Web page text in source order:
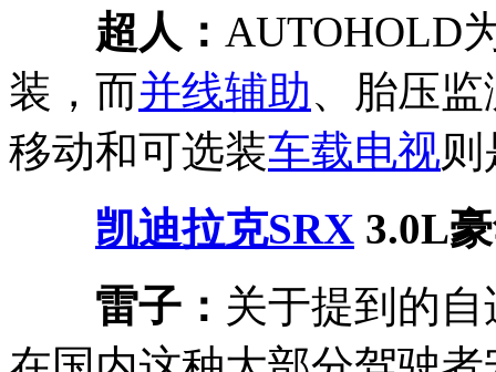
超人： AUTOHOLD
装，而并线辅助、胎压监
移动和可选装车载电视
凯迪拉克SRX 3.0L
雷子： 关于提到的